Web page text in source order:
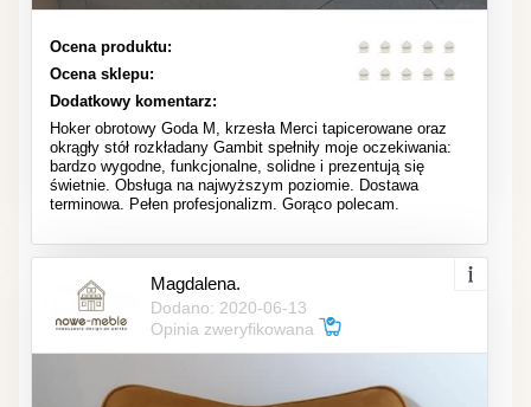
Ocena produktu:
Ocena sklepu:
Dodatkowy komentarz:
Hoker obrotowy Goda M, krzesła Merci tapicerowane oraz
okrągły stół rozkładany Gambit spełniły moje oczekiwania:
bardzo wygodne, funkcjonalne, solidne i prezentują się
świetnie. Obsługa na najwyższym poziomie. Dostawa
terminowa. Pełen profesjonalizm. Gorąco polecam.
Magdalena.
Dodano: 2020-06-13
Opinia zweryfikowana